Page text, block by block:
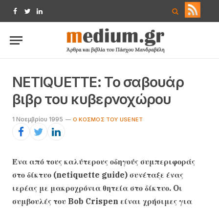
Facebook
TwitterLinkedIn
NETIQUETTE: To σαβουάρ
βιβρ του κυβερνοχώρου
1 Νοεμβρίου 1995 O ΚΌΣΜΟΣ ΤΟΥ USENET
Ένα από τους καλύτερους οδηγούς συμπεριφοράς
στο δίκτυο (netiquette guide) συνέταξε ένας
ιερέας με μακροχρόνια θητεία στο δίκτυο. Oι
συμβουλές του Bob Crispen είναι χρήσιμες για